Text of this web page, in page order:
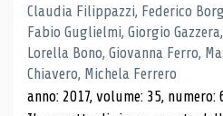
Claudia Filippazzi, Federico
Fabio Guglielmi, Giorgio
Lorella Bono, Giovanna Ferro,
Chiavero, Michela Ferrero
anno: 2017, volume: 35, numero: